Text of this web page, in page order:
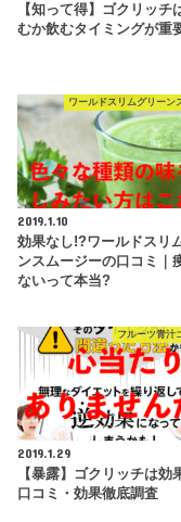
【知って得】ゴクリッチ
むか飲むタイミングが重
ワールドスリムグリーン
2019.1.10
効果なし!?ワールドスリ
ンスムージーの口コミ｜
ないって本当?
フルーツ青汁
2019.1.29
【暴露】ゴクリッチは効
口コミ・効果徹底調査